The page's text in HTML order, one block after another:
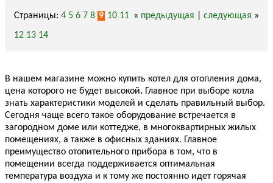
« предыдущая следующая »
Страницы: 4 5 6 7 8 9 10 11
12 13 14
В нашем магазине можно купить котел для отопления дома,
цена которого не будет высокой. Главное при выборе котла
знать характеристики моделей и сделать правильный выбор.
Сегодня чаще всего такое оборудование встречается в
загородном доме или коттедже, в многоквартирных жилых
помещениях, а также в офисных зданиях. Главное
преимущество отопительного прибора в том, что в
помещении всегда поддерживается оптимальная
температура воздуха и к тому же постоянно идет горячая